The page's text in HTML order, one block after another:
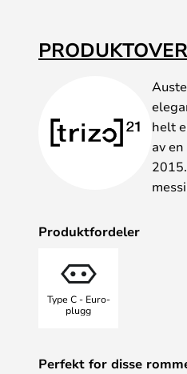
helt
av
Produktfordeler
Type C - Euro-
plugg
Perfekt for disse